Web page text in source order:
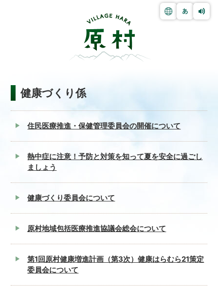
健康づくり係
住民医療推進・保健管理委員会の開催について
熱中症に注意！予防と対策を知って夏を安全に過ごし
ましょう
健康づくり委員会について
原村地域包括医療推進協議会総会について
第1回原村健康増進計画（第3次）健康はらむら21策定
委員会について